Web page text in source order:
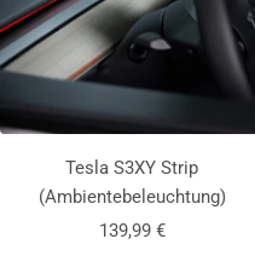
Tesla S3XY Strip
(Ambientebeleuchtung)
Aanbiedingsprijs
139,99 €